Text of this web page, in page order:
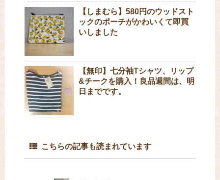
【しまむら】580円のウッドスト
ックのポーチがかわいくて即買
いしました
【無印】七分袖Tシャツ、リップ
&チークを購入！良品週間は、明
日までです。
こちらの記事も読まれています